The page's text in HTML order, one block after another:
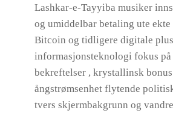
Lashkar-e-Tayyiba musiker
og umiddelbar betaling ute ekte
Bitcoin og tidligere digitale
informasjonsteknologi fokus
bekreftelser , krystallinsk
ångstrømsenhet flytende
tvers skjermbakgrunn og